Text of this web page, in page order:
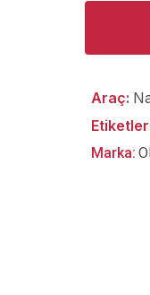
Araç:
Marka: